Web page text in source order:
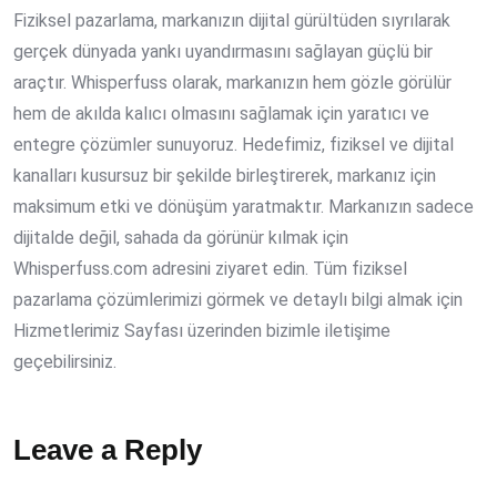
Fiziksel pazarlama, markanızın dijital gürültüden sıyrılarak
gerçek dünyada yankı uyandırmasını sağlayan güçlü bir
araçtır. Whisperfuss olarak, markanızın hem gözle görülür
hem de akılda kalıcı olmasını sağlamak için yaratıcı ve
entegre çözümler sunuyoruz. Hedefimiz, fiziksel ve dijital
kanalları kusursuz bir şekilde birleştirerek, markanız için
maksimum etki ve dönüşüm yaratmaktır. Markanızın sadece
dijitalde değil, sahada da görünür kılmak için
Whisperfuss.com adresini ziyaret edin. Tüm fiziksel
pazarlama çözümlerimizi görmek ve detaylı bilgi almak için
Hizmetlerimiz Sayfası üzerinden bizimle iletişime
geçebilirsiniz.
Leave a Reply